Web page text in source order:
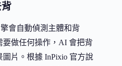
會自動偵測主體和背
做任何操作，AI 會把背
片。根據 InPixio 官方說